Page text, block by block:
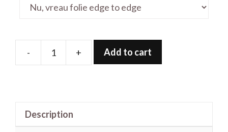
-
Folie
+ Add to cart
Description